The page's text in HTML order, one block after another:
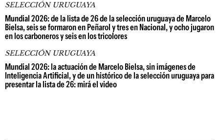
SELECCIÓN URUGUAYA
Mundial 2026: de la lista de 26 de la selección uruguaya de Marcelo
Bielsa, seis se formaron en Peñarol y tres en Nacional, y ocho jugaron
en los carboneros y seis en los tricolores
SELECCIÓN URUGUAYA
Mundial 2026: la actuación de Marcelo Bielsa, sin imágenes de
Inteligencia Artificial, y de un histórico de la selección uruguaya para
presentar la lista de 26: mirá el video